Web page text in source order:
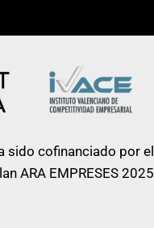
sido cofinanciado por el
ARA EMPRESES 2025